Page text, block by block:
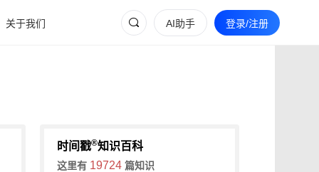
关于我们 AI助手 登录/注册
时间戳®知识百科
这里有 19724 篇知识